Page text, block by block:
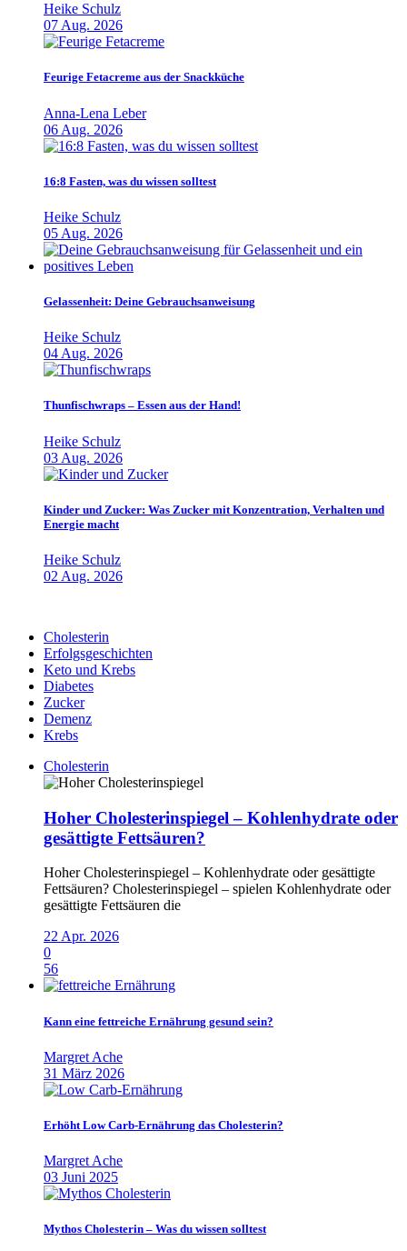
Heike Schulz
07 Aug. 2026
Feurige Fetacreme aus der Snackküche
Anna-Lena Leber
06 Aug. 2026
16:8 Fasten, was du wissen solltest
Heike Schulz
05 Aug. 2026
Gelassenheit: Deine Gebrauchsanweisung
Heike Schulz
04 Aug. 2026
Thunfischwraps – Essen aus der Hand!
Heike Schulz
03 Aug. 2026
Kinder und Zucker: Was Zucker mit Konzentration, Verhalten und
Energie macht
Heike Schulz
02 Aug. 2026
Cholesterin
Erfolgsgeschichten
Keto und Krebs
Diabetes
Zucker
Demenz
Krebs
Cholesterin
Hoher Cholesterinspiegel – Kohlenhydrate oder
gesättigte Fettsäuren?
Hoher Cholesterinspiegel – Kohlenhydrate oder gesättigte
Fettsäuren? Cholesterinspiegel – spielen Kohlenhydrate oder
gesättigte Fettsäuren die
22 Apr. 2026
0
56
Kann eine fettreiche Ernährung gesund sein?
Margret Ache
31 März 2026
Erhöht Low Carb-Ernährung das Cholesterin?
Margret Ache
03 Juni 2025
Mythos Cholesterin – Was du wissen solltest